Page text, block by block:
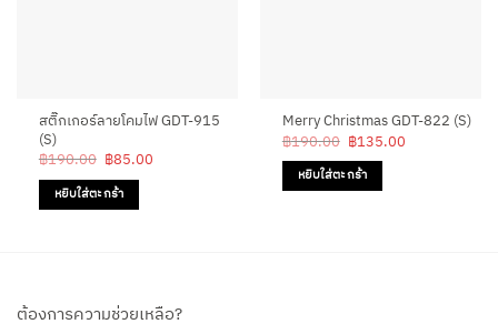
สติ๊กเกอร์ลายโคมไฟ GDT-915
(S)
฿190.00 Original
price
was:
฿190.00.
฿85.00Current
หยิบใส่ตะกร้า
Merry Christmas GDT-822 (S)
฿190.00 Original
price
was:
฿190.00.
฿135.00Current
หยิบใส่ตะกร้า
ต้องการความช่วยเหลือ?